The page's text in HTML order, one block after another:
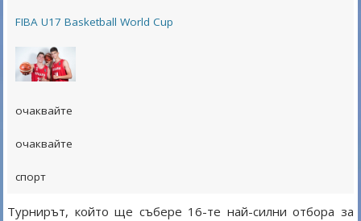
FIBA U17 Basketball World Cup
очаквайте
очаквайте
спорт
Турнирът, който ще събере 16-те най-силни отбора за